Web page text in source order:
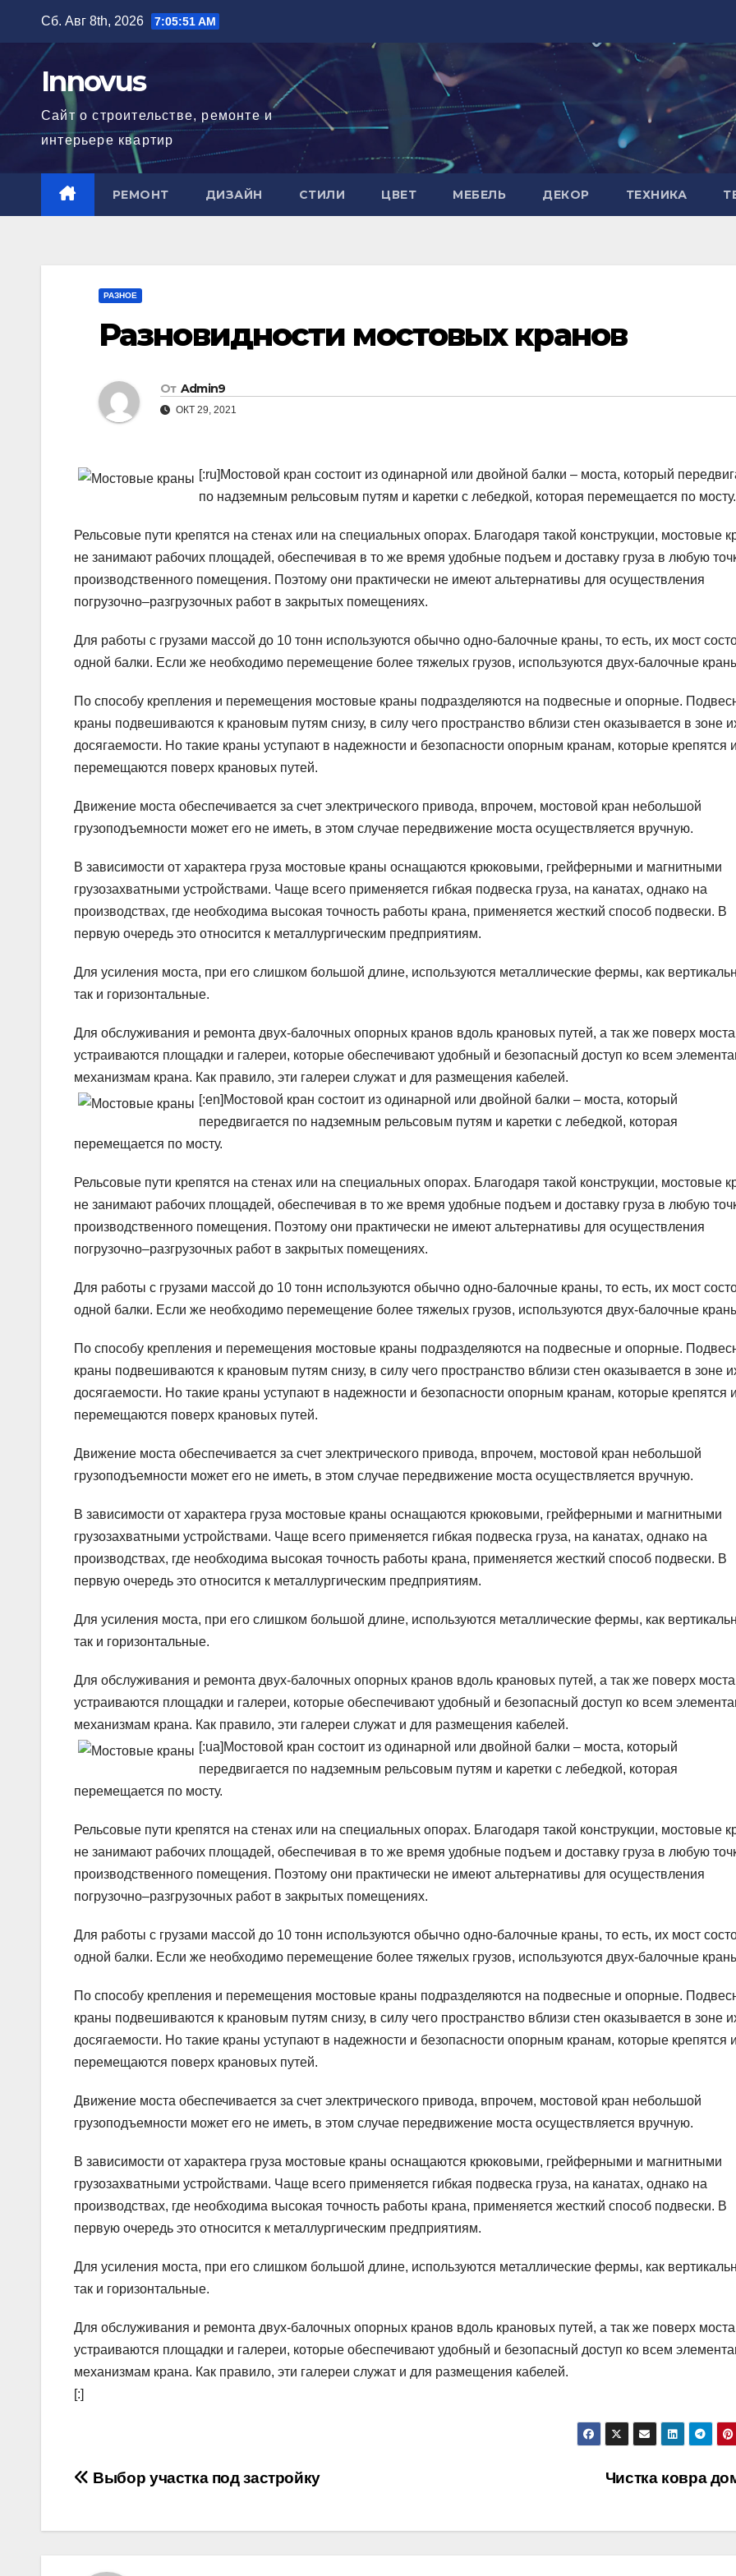
содержимому
Сб. Авг 8th, 2026 7:05:51 AM
Innovus
Сайт о строительстве, ремонте и
интерьере квартир
РЕМОНТ ДИЗАЙН СТИЛИ ЦВЕТ МЕБЕЛЬ ДЕКОР ТЕХНИКА
РАЗНОЕ
Разновидности мостовых кранов
От Admin9
ОКТ 29, 2021
[:ru] Мостовой кран состоит из одинарной или двойной балки – моста, который
по надземным рельсовым путям и каретки с лебедкой, которая перемещается по мосту.
Рельсовые пути крепятся на стенах или на специальных опорах. Благодаря такой конструкции, мостовые
не занимают рабочих площадей, обеспечивая в то же время удобные подъем и доставку груза в любую
производственного помещения. Поэтому они практически не имеют альтернативы для осуществления
погрузочно–разгрузочных работ в закрытых помещениях.
Для работы с грузами массой до 10 тонн используются обычно одно-балочные краны, то есть, их мост
одной балки. Если же необходимо перемещение более тяжелых грузов, используются двух-балочные
По способу крепления и перемещения мостовые краны подразделяются на подвесные и опорные.
краны подвешиваются к крановым путям снизу, в силу чего пространство вблизи стен оказывается в зоне
досягаемости. Но такие краны уступают в надежности и безопасности опорным кранам, которые крепятся и
перемещаются поверх крановых путей.
Движение моста обеспечивается за счет электрического привода, впрочем, мостовой кран небольшой
грузоподъемности может его не иметь, в этом случае передвижение моста осуществляется вручную.
В зависимости от характера груза мостовые краны оснащаются крюковыми, грейферными и магнитными
грузозахватными устройствами. Чаще всего применяется гибкая подвеска груза, на канатах, однако на
производствах, где необходима высокая точность работы крана, применяется жесткий способ подвески. В
первую очередь это относится к металлургическим предприятиям.
Для усиления моста, при его слишком большой длине, используются металлические фермы, как
так и горизонтальные.
Для обслуживания и ремонта двух-балочных опорных кранов вдоль крановых путей, а так же поверх
устраиваются площадки и галереи, которые обеспечивают удобный и безопасный доступ ко всем
механизмам крана. Как правило, эти галереи служат и для размещения кабелей.
[:en] Мостовой кран состоит из одинарной или двойной балки – моста, который
передвигается по надземным рельсовым путям и каретки с лебедкой, которая
перемещается по мосту.
Рельсовые пути крепятся на стенах или на специальных опорах. Благодаря такой конструкции, мостовые
не занимают рабочих площадей, обеспечивая в то же время удобные подъем и доставку груза в любую
производственного помещения. Поэтому они практически не имеют альтернативы для осуществления
погрузочно–разгрузочных работ в закрытых помещениях.
Для работы с грузами массой до 10 тонн используются обычно одно-балочные краны, то есть, их мост
одной балки. Если же необходимо перемещение более тяжелых грузов, используются двух-балочные
По способу крепления и перемещения мостовые краны подразделяются на подвесные и опорные.
краны подвешиваются к крановым путям снизу, в силу чего пространство вблизи стен оказывается в зоне
досягаемости. Но такие краны уступают в надежности и безопасности опорным кранам, которые крепятся и
перемещаются поверх крановых путей.
Движение моста обеспечивается за счет электрического привода, впрочем, мостовой кран небольшой
грузоподъемности может его не иметь, в этом случае передвижение моста осуществляется вручную.
В зависимости от характера груза мостовые краны оснащаются крюковыми, грейферными и магнитными
грузозахватными устройствами. Чаще всего применяется гибкая подвеска груза, на канатах, однако на
производствах, где необходима высокая точность работы крана, применяется жесткий способ подвески. В
первую очередь это относится к металлургическим предприятиям.
Для усиления моста, при его слишком большой длине, используются металлические фермы, как
так и горизонтальные.
Для обслуживания и ремонта двух-балочных опорных кранов вдоль крановых путей, а так же поверх
устраиваются площадки и галереи, которые обеспечивают удобный и безопасный доступ ко всем
механизмам крана. Как правило, эти галереи служат и для размещения кабелей.
[:ua] Мостовой кран состоит из одинарной или двойной балки – моста, который
передвигается по надземным рельсовым путям и каретки с лебедкой, которая
перемещается по мосту.
Рельсовые пути крепятся на стенах или на специальных опорах. Благодаря такой конструкции, мостовые
не занимают рабочих площадей, обеспечивая в то же время удобные подъем и доставку груза в любую
производственного помещения. Поэтому они практически не имеют альтернативы для осуществления
погрузочно–разгрузочных работ в закрытых помещениях.
Для работы с грузами массой до 10 тонн используются обычно одно-балочные краны, то есть, их мост
одной балки. Если же необходимо перемещение более тяжелых грузов, используются двух-балочные
По способу крепления и перемещения мостовые краны подразделяются на подвесные и опорные.
краны подвешиваются к крановым путям снизу, в силу чего пространство вблизи стен оказывается в зоне
досягаемости. Но такие краны уступают в надежности и безопасности опорным кранам, которые крепятся и
перемещаются поверх крановых путей.
Движение моста обеспечивается за счет электрического привода, впрочем, мостовой кран небольшой
грузоподъемности может его не иметь, в этом случае передвижение моста осуществляется вручную.
В зависимости от характера груза мостовые краны оснащаются крюковыми, грейферными и магнитными
грузозахватными устройствами. Чаще всего применяется гибкая подвеска груза, на канатах, однако на
производствах, где необходима высокая точность работы крана, применяется жесткий способ подвески. В
первую очередь это относится к металлургическим предприятиям.
Для усиления моста, при его слишком большой длине, используются металлические фермы, как
так и горизонтальные.
Для обслуживания и ремонта двух-балочных опорных кранов вдоль крановых путей, а так же поверх
устраиваются площадки и галереи, которые обеспечивают удобный и безопасный доступ ко всем
механизмам крана. Как правило, эти галереи служат и для размещения кабелей.
[:]
Навигация
Чистка ковра
Выбор участка под застройку